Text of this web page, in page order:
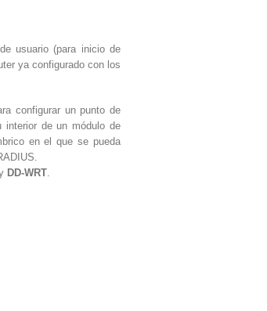
usuario (para inicio de
ya configurado con los
configurar un punto de
interior de un módulo de
en el que se pueda
DD-WRT.